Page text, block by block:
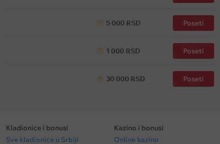
5 000 RSD Poseti
1 000 RSD Poseti
30 000 RSD Poseti
Kladionice i bonusi
Sve kladionice u Srbiji
Kazino i bonusi
Online kazino